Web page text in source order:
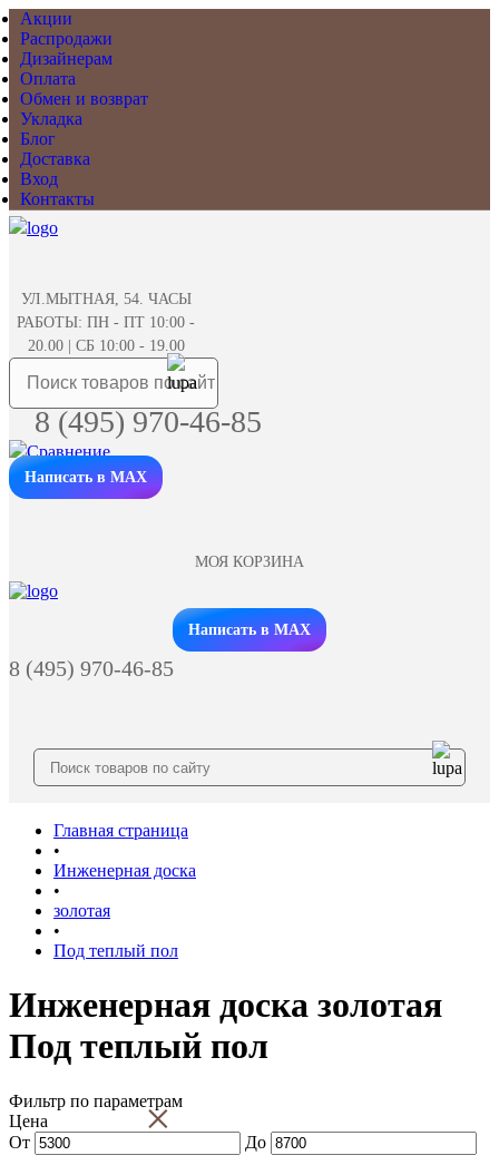
Акции
Распродажи
Дизайнерам
Оплата
Обмен и возврат
Укладка
Блог
Доставка
Вход
Контакты
УЛ.МЫТНАЯ, 54. ЧАСЫ
РАБОТЫ: ПН - ПТ 10:00 -
20.00 | СБ 10:00 - 19.00
8 (495) 970-46-85
Написать в MAX
МОЯ КОРЗИНА
Заказать звонок
Написать в MAX
8 (495) 970-46-85
Главная страница
•
Инженерная доска
•
золотая
•
Под теплый пол
Инженерная доска золотая
Под теплый пол
Фильтр по параметрам
×
Цена
От
До